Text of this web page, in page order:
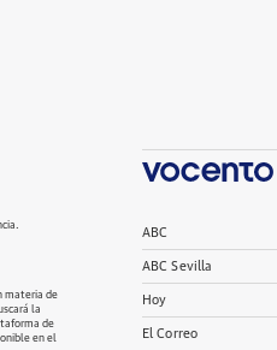
materia de
la
de
en el
ABC
ABC Sevilla
Hoy
El Correo